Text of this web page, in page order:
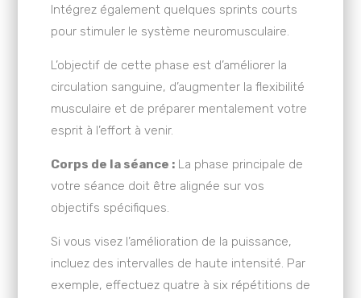
Intégrez également quelques sprints courts
pour stimuler le système neuromusculaire.
L’objectif de cette phase est d’améliorer la
circulation sanguine, d’augmenter la flexibilité
musculaire et de préparer mentalement votre
esprit à l’effort à venir.
Corps de la séance :La phase principale de
votre séance doit être alignée sur vos
objectifs spécifiques.
Si vous visez l’amélioration de la puissance,
incluez des intervalles de haute intensité. Par
exemple, effectuez quatre à six répétitions de